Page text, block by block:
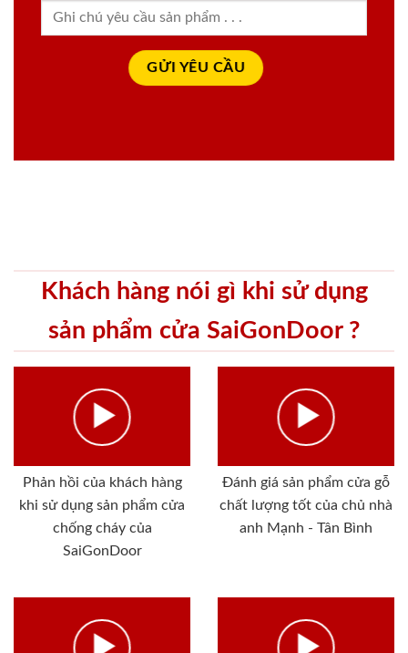
Khách hàng nói gì khi sử dụng
sản phẩm cửa SaiGonDoor ?
Phản hồi của khách hàng
khi sử dụng sản phẩm cửa
chống cháy của
SaiGonDoor
Đánh giá sản phẩm cửa gỗ
chất lượng tốt của chủ nhà
anh Mạnh - Tân Bình